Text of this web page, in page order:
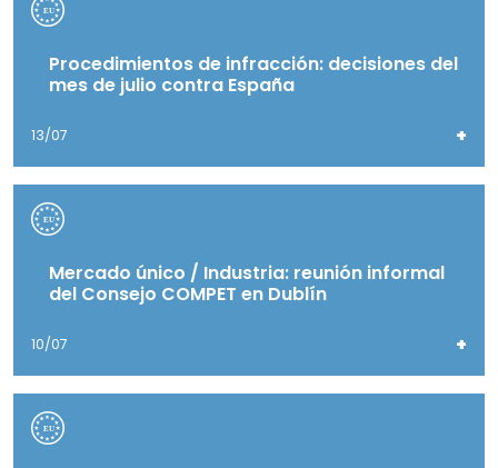
Procedimientos de infracción: decisiones del
mes de julio contra España
13/07 +
Mercado único / Industria: reunión informal
del Consejo COMPET en Dublín
10/07 +